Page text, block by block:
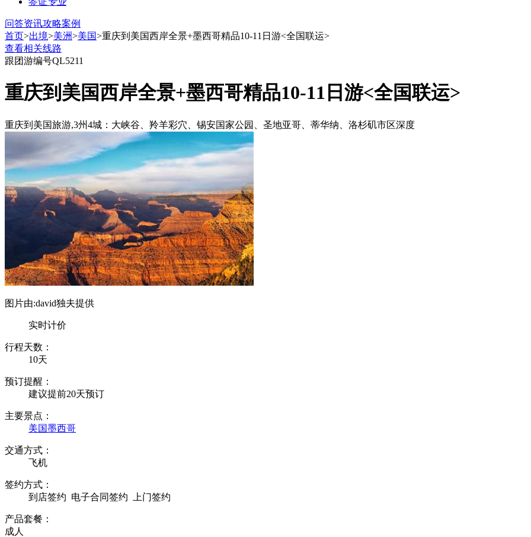
问答资讯攻略案例
首页>出境>美洲>美国>重庆到美国西岸全景+墨西哥精品10-11日游<全国联运>
查看相关线路
跟团游编号QL5211
重庆到美国西岸全景+墨西哥精品10-11日游<全国联运>
重庆到美国旅游,3州4城：大峡谷、羚羊彩穴、锡安国家公园、圣地亚哥、蒂华纳、洛杉矶市区深度
图片由:david独夫提供
实时计价
行程天数：
10天
预订提醒：
建议提前20天预订
主要景点：
美国墨西哥
交通方式：
飞机
签约方式：
到店签约 电子合同签约 上门签约
产品套餐：
成人